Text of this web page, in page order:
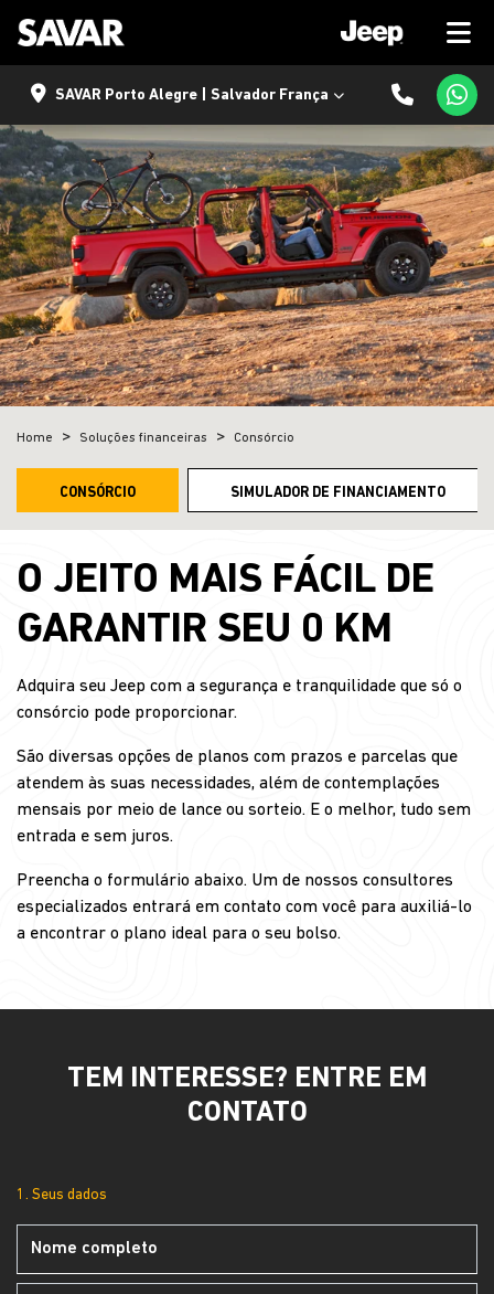
SAVAR Porto Alegre | Salvador França
Home Soluções financeiras Consórcio
SIMULADOR DE FINANCIAMENTO
CONSÓRCIO
O JEITO MAIS FÁCIL DE
GARANTIR SEU 0 KM
Adquira seu Jeep com a segurança e tranquilidade que só o
consórcio pode proporcionar.
São diversas opções de planos com prazos e parcelas que
atendem às suas necessidades, além de contemplações
mensais por meio de lance ou sorteio. E o melhor, tudo sem
entrada e sem juros.
Preencha o formulário abaixo. Um de nossos consultores
especializados entrará em contato com você para auxiliá-lo
a encontrar o plano ideal para o seu bolso.
TEM INTERESSE? ENTRE EM
CONTATO
1. Seus dados